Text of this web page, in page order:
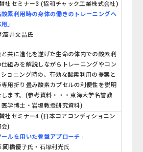
社セミナー3 (協和チャック工業株式会社)
酸素利用時の身体の働きのトレーニングへ
」
:高井文晶氏
と共に進化を遂げた生命の体内での酸素利
仕組みを解説しながらトレーニングやコン
ショニング時の、有効な酸素利用の提案と
専用折り畳み酸素カプセルの利便性を説明
します。(参考資料・・・東海大学名誉教
医学博士・岩垣教授研究資料)
社セミナー4 (日本コアコンディショニン
会)
ールを用いた骨盤アプローチ 」
:岡橋優子氏・石塚利光氏